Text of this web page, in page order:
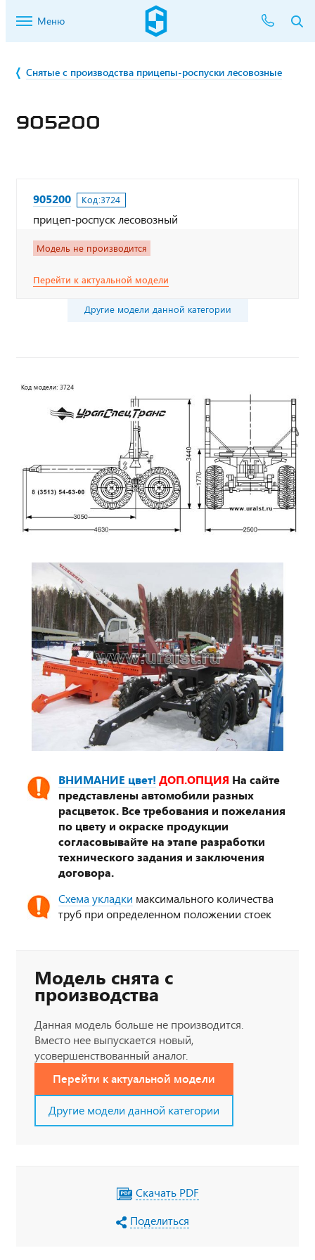
Меню
Снятые с производства прицепы-роспуски лесовозные
905200
905200 Код:3724
прицеп-роспуск лесовозный
Модель не производится
Перейти к актуальной модели
Другие модели данной категории
ВНИМАНИЕ цвет! ДОП.ОПЦИЯ На сайте
представлены автомобили разных
расцветок. Все требования и пожелания
по цвету и окраске продукции
согласовывайте на этапе разработки
технического задания и заключения
договора.
Схема укладки максимального количества
труб при определенном положении стоек
Модель снята с
производства
Данная модель больше не производится.
Вместо нее выпускается новый,
усовершенствованный аналог.
Перейти к актуальной модели
Другие модели данной категории
Скачать PDF
Поделиться